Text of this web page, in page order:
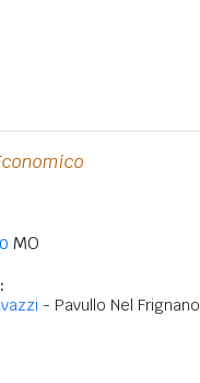
MO
- Pavullo Nel Frignano